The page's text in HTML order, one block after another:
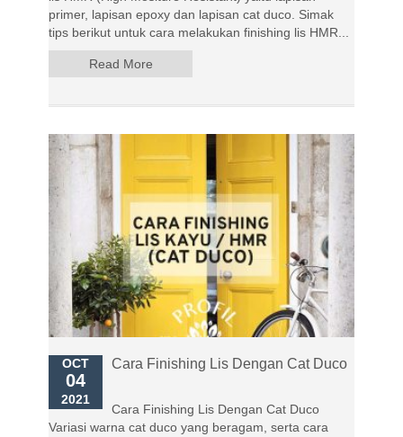
primer, lapisan epoxy dan lapisan cat duco. Simak
tips berikut untuk cara melakukan finishing lis HMR...
Read More
OCT
04
2021
Cara Finishing Lis Dengan Cat Duco
Cara Finishing Lis Dengan Cat Duco
Variasi warna cat duco yang beragam, serta cara